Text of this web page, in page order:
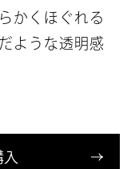
かくほぐれる
ような透明感
入